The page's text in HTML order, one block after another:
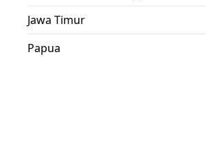
Jawa Timur
Papua